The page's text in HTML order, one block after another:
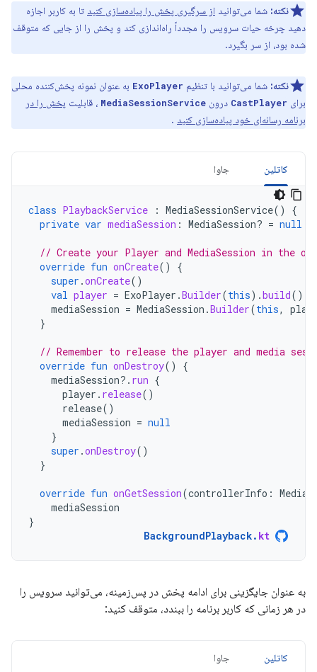
نکته: شما می‌توانید از سرگیری پخش را پیاده‌سازی کنید تا به کاربر اجازه
دهید چرخه حیات سرویس را مجدداً راه‌اندازی کند و پخش را از جایی که متوقف
شده بود، از سر بگیرد.
نکته: شما می‌توانید با تنظیم ExoPlayer به عنوان نمونه پخش‌کننده محلی
برای CastPlayer درون MediaSessionService ، قابلیت پخش را در
برنامه رسانه‌ای خود پیاده‌سازی کنید .
کاتلین جاوا
class PlaybackService : MediaSessionService()
{
private var mediaSession : MediaSession? = null
// Create your Player and MediaSession in the
override fun onCreate()
{
super .onCreate()
val player = ExoPlayer .Builder(this).build()
mediaSession = MediaSession .Builder(this,
}
// Remember to release the player and media
override fun onDestroy()
{
mediaSession?. run {
player . release()
release()
mediaSession = null
}
super .onDestroy()
}
override fun onGetSession(controllerInfo :
mediaSession
}
BackgroundPlayback. kt
به عنوان جایگزینی برای ادامه پخش در پس‌زمینه، می‌توانید سرویس را
در هر زمانی که کاربر برنامه را ببندد، متوقف کنید:
کاتلین جاوا